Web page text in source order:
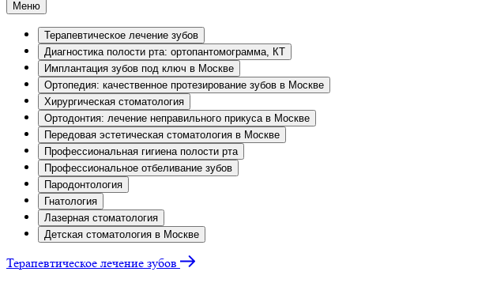
Меню
Терапевтическое лечение зубов
Диагностика полости рта: ортопантомограмма, КТ
Имплантация зубов под ключ в Москве
Ортопедия: качественное протезирование зубов в Москве
Хирургическая стоматология
Ортодонтия: лечение неправильного прикуса в Москве
Передовая эстетическая стоматология в Москве
Профессиональная гигиена полости рта
Профессиональное отбеливание зубов
Пародонтология
Гнатология
Лазерная стоматология
Детская стоматология в Москве
Терапевтическое лечение зубов